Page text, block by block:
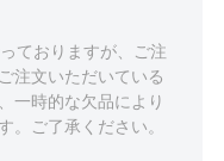
ておりますが、ご注
注文いただいている
一時的な欠品により
。ご了承ください。